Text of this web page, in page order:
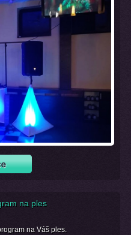
na ples
na Váš ples.